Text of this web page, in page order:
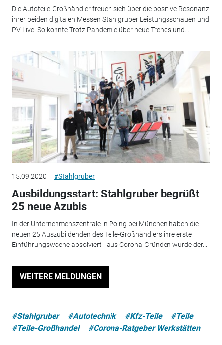
Die Autoteile-Großhändler freuen sich über die positive Resonanz
ihrer beiden digitalen Messen Stahlgruber Leistungsschauen und
PV Live. So konnte Trotz Pandemie über neue Trends und...
15.09.2020 #Stahlgruber
Ausbildungsstart: Stahlgruber begrüßt
25 neue Azubis
In der Unternehmenszentrale in Poing bei München haben die
neuen 25 Auszubildenden des Teile-Großhändlers ihre erste
Einführungswoche absolviert - aus Corona-Gründen wurde der...
WEITERE MELDUNGEN
#Stahlgruber #Autotechnik #Kfz-Teile
#Teile
#Teile-Großhandel
#Corona-Ratgeber Werkstätten